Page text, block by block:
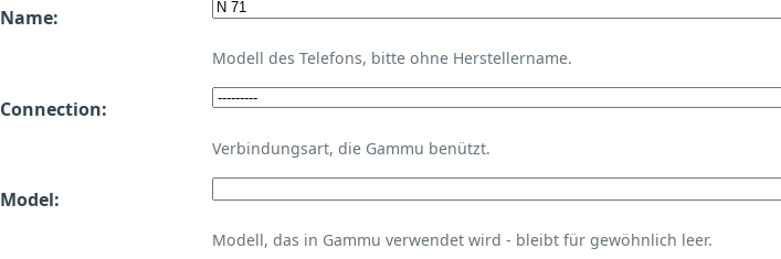
Name:
Modell des Telefons, bitte ohne Herstellername.
Connection:
Verbindungsart, die Gammu benützt.
Model:
Modell, das in Gammu verwendet wird - bleibt für gewöhnlich leer.